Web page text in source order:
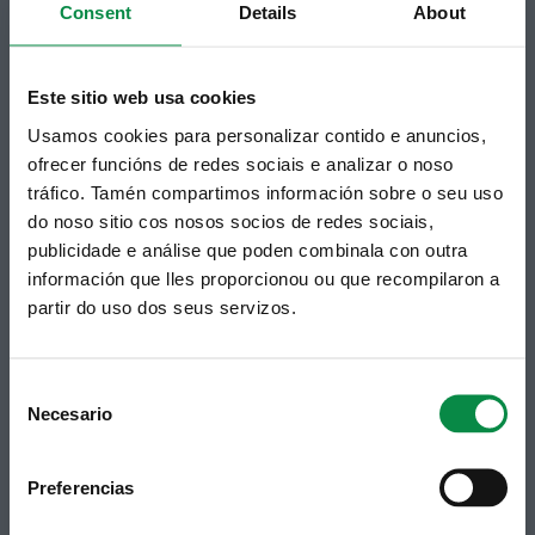
Consent Details About
Este sitio web usa cookies
Usamos cookies para personalizar contido e anuncios,
ofrecer funcións de redes sociais e analizar o noso
tráfico. Tamén compartimos información sobre o seu uso
do noso sitio cos nosos socios de redes sociais,
publicidade e análise que poden combinala con outra
información que lles proporcionou ou que recompilaron a
partir do uso dos seus servizos.
Selection
Necesario
Preferencias
Bertamiráns (Ames)
Subscrición boletíns
Podes recibir a información publicada na web
municipal no teu correo electrónico mediante
unha subscrición ao boletín de novidades.
Ligazón.
Síguenos